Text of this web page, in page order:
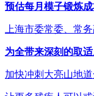
预估每月模子锻炼
上海市委常委、常
为全带来深刻的取
加快冲刺大亮山地